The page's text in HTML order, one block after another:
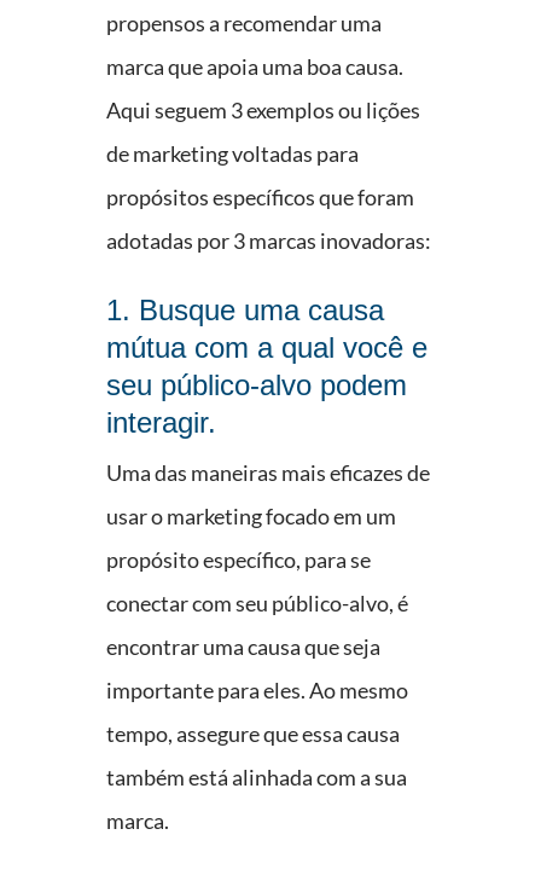
propensos a recomendar uma
marca que apoia uma boa causa.
Aqui seguem 3 exemplos ou lições
de marketing voltadas para
propósitos específicos que foram
adotadas por 3 marcas inovadoras:
1. Busque uma causa
mútua com a qual você e
seu público-alvo podem
interagir.
Uma das maneiras mais eficazes de
usar o marketing focado em um
propósito específico, para se
conectar com seu público-alvo, é
encontrar uma causa que seja
importante para eles. Ao mesmo
tempo, assegure que essa causa
também está alinhada com a sua
marca.